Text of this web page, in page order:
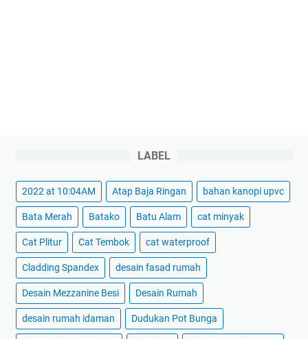
LABEL
2022 at 10:04AM Atap Baja Ringan bahan kanopi upvc
Bata Merah Batako Batu Alam cat minyak
Cat Plitur Cat Tembok cat waterproof
Cladding Spandex desain fasad rumah
Desain Mezzanine Besi Desain Rumah
desain rumah idaman Dudukan Pot Bunga